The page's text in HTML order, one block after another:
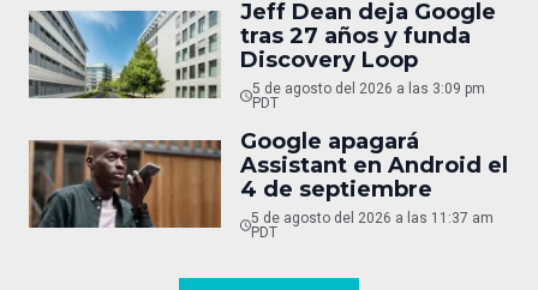
Jeff Dean deja Google
tras 27 años y funda
Discovery Loop
5 de agosto del 2026 a las 3:09 pm
PDT
Google apagará
Assistant en Android el
4 de septiembre
5 de agosto del 2026 a las 11:37 am
PDT